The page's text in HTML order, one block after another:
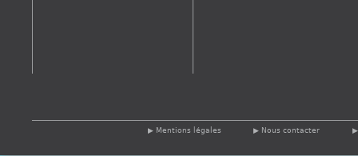
Mentions légales Nous contacter